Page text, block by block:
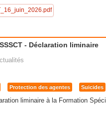
- Déclaration liminaire
Protection des agentes Suicides
liminaire à la Formation